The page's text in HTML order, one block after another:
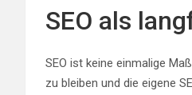
SEO als
SEO ist keine einmalige
zu bleiben und die eigene